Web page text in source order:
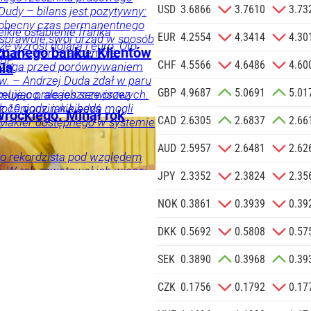
na
na podany
o.o. w imieniu
zlecenie jej
SIĘ
– bilans jest pozytywny:
czas permanentnego
swój urząd w sposób
wyzwań – akcentuje.
przed porównywaniem
– Andrzej Duda zdał w paru
ale jeszcze przez
jak kiedyś
a po latach się to zmieniło
Andrzeja Dudy.
osłabienie franka
wzrost dolara i euro. Oto
banku. Klientów
o pracach serwisowych.
10 godzin nie będą mogli
dostępnego w systemie
Minął rok
rekordzista pod względem
W rok zawetował ich więcej
USD 3.6866 3.7610
EUR 4.2554 4.3414
CHF 4.5566 4.6486
GBP 4.9687 5.0691
CAD 2.6305 2.6837
AUD 2.5957 2.6481
JPY 2.3352 2.3824
NOK 0.3861 0.3939
DKK 0.5692 0.5808
SEK 0.3890 0.3968
CZK 0.1756 0.1792